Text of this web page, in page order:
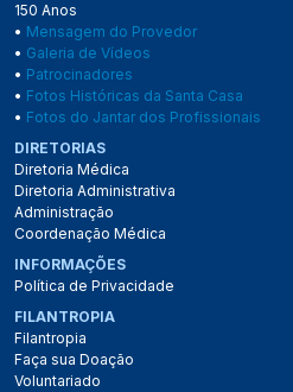
150 Anos
• Mensagem do Provedor
• Galeria de Vídeos
• Patrocinadores
• Fotos Históricas da Santa Casa
• Fotos do Jantar dos Profissionais
DIRETORIAS
Diretoria Médica
Diretoria Administrativa
Administração
Coordenação Médica
INFORMAÇÕES
Política de Privacidade
FILANTROPIA
Filantropia
Faça sua Doação
Voluntariado